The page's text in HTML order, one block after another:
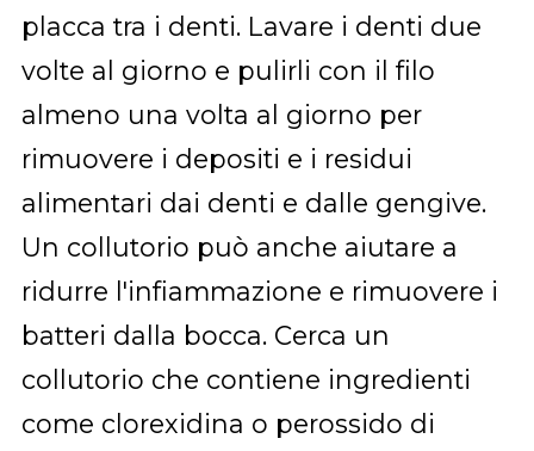
placca tra i denti. Lavare i denti due
volte al giorno e pulirli con il filo
almeno una volta al giorno per
rimuovere i depositi e i residui
alimentari dai denti e dalle gengive.
Un collutorio può anche aiutare a
ridurre l'infiammazione e rimuovere i
batteri dalla bocca. Cerca un
collutorio che contiene ingredienti
come clorexidina o perossido di